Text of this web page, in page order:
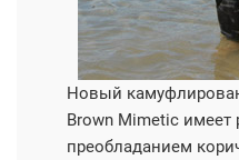
Новый
Brown Mimetic имеет
преобладанием